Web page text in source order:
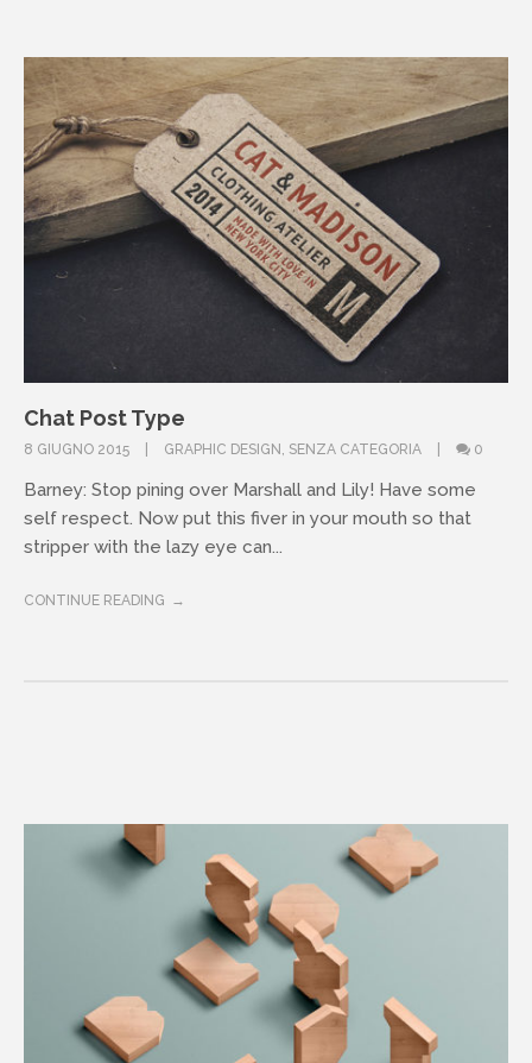
Chat Post Type
8 GIUGNO 2015 GRAPHIC DESIGN SENZA CATEGORIA 0
Barney: Stop pining over Marshall and Lily! Have some
self respect. Now put this fiver in your mouth so that
stripper with the lazy eye can...
CONTINUE READING